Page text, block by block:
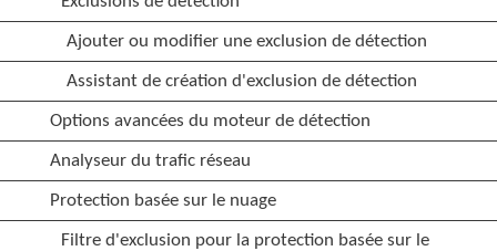
Ajouter ou modifier une exclusion de détection
Assistant de création d'exclusion de détection
Options avancées du moteur de détection
Analyseur du trafic réseau
Protection basée sur le nuage
Filtre d'exclusion pour la protection basée sur le